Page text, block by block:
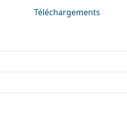
Téléchargements